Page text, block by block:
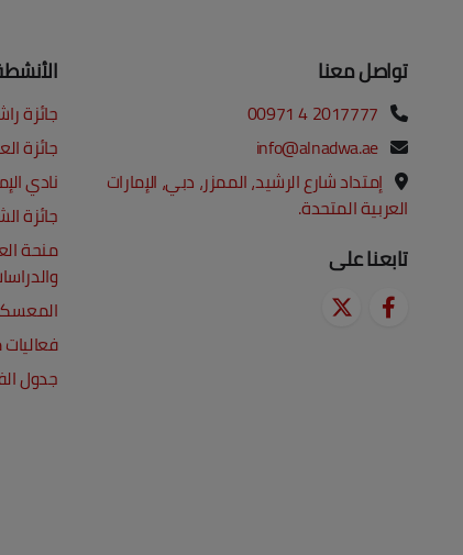
تواصل معنا
00971 4 2017777
info@alnadwa.ae
إمتداد شارع الرشيد، الممزر، دبي، الإمارات
العربية المتحدة.
تابعنا على
جائزة
جائزة
نادي
جائزة
منحة
جدول